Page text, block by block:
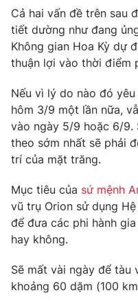
VTV9
Liên hệ tòa soạn
THỜI BÁO VTV
Theo dõi báo trên
Cơ quan chủ quản:
Cơ quan báo chí:Thời báo
Giấy phép hoạt động báo
Cả hai vấn đề trên sau
tiết dường như đang
Không gian Hoa Kỳ dự
thuận lợi vào thời điểm
Nếu vì lý do nào đó
hôm 3/9 một lần nữa,
vào ngày 5/9 hoặc 6/9.
theo sớm nhất sẽ phải
trí của mặt trăng.
Mục tiêu của sứ mệnh
vũ trụ Orion sử dụng
để đưa các phi hành
hay không.
Sẽ mất vài ngày để
khoảng 60 dặm (100